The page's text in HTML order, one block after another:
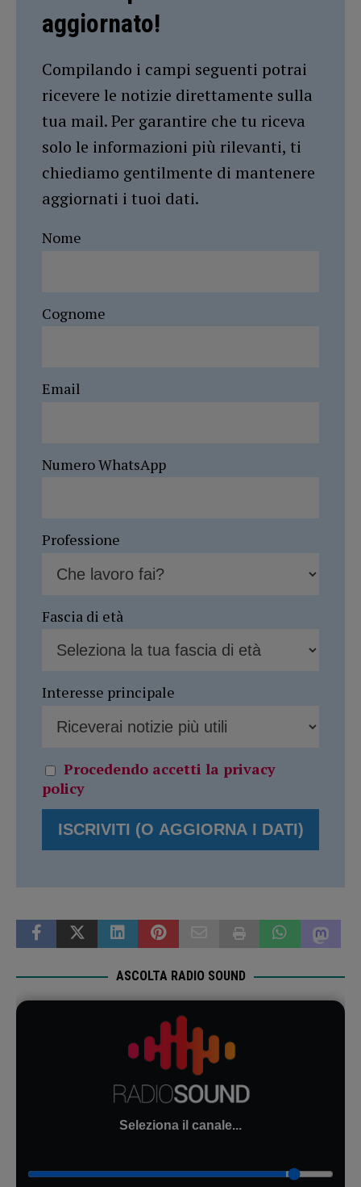
aggiornato!
Compilando i campi seguenti potrai
ricevere le notizie direttamente sulla
tua mail. Per garantire che tu riceva
solo le informazioni più rilevanti, ti
chiediamo gentilmente di mantenere
aggiornati i tuoi dati.
Nome
Cognome
Email
Numero WhatsApp
Professione
Fascia di età
Interesse principale
Procedendo accetti la privacy
policy
ASCOLTA RADIO SOUND
Seleziona il canale...